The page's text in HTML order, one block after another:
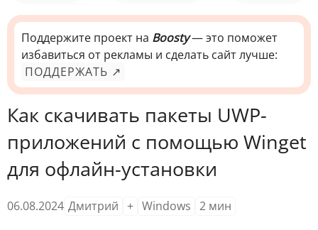
КОМПЬЮТЕР
СИСТЕМА
Поддержите проект на Boosty— это поможет
избавиться от рекламы и сделать сайт лучше:
ПОДДЕРЖАТЬ ↗
Как скачивать пакеты UWP-
приложений с помощью Winget
для офлайн-установки
06.08.2024 Дмитрий + Windows 2 мин